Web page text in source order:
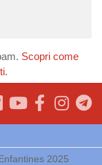
Scopri come
.
2025